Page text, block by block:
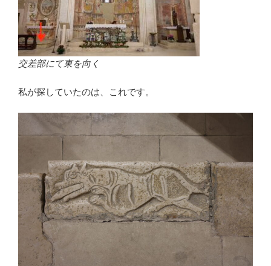
交差部にて東を向く
私が探していたのは、これです。